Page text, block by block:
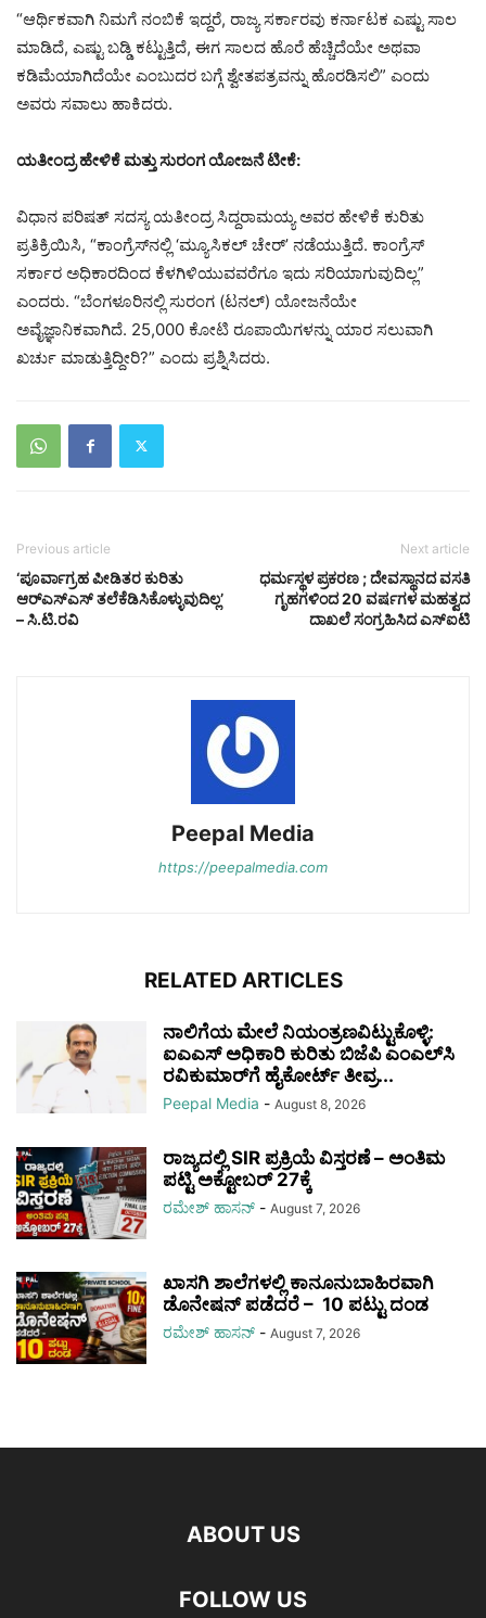
“ಆರ್ಥಿಕವಾಗಿ ನಿಮಗೆ ನಂಬಿಕೆ ಇದ್ದರೆ, ರಾಜ್ಯ ಸರ್ಕಾರವು ಕರ್ನಾಟಕ ಎಷ್ಟು ಸಾಲ
ಮಾಡಿದೆ, ಎಷ್ಟು ಬಡ್ಡಿ ಕಟ್ಟುತ್ತಿದೆ, ಈಗ ಸಾಲದ ಹೊರೆ ಹೆಚ್ಚಿದೆಯೇ ಅಥವಾ
ಕಡಿಮೆಯಾಗಿದೆಯೇ ಎಂಬುದರ ಬಗ್ಗೆ ಶ್ವೇತಪತ್ರವನ್ನು ಹೊರಡಿಸಲಿ” ಎಂದು
ಅವರು ಸವಾಲು ಹಾಕಿದರು.
ಯತೀಂದ್ರ ಹೇಳಿಕೆ ಮತ್ತು ಸುರಂಗ ಯೋಜನೆ ಟೀಕೆ:
ವಿಧಾನ ಪರಿಷತ್ ಸದಸ್ಯ ಯತೀಂದ್ರ ಸಿದ್ದರಾಮಯ್ಯ ಅವರ ಹೇಳಿಕೆ ಕುರಿತು
ಪ್ರತಿಕ್ರಿಯಿಸಿ, “ಕಾಂಗ್ರೆಸ್‌ನಲ್ಲಿ ‘ಮ್ಯೂಸಿಕಲ್ ಚೇರ್’ ನಡೆಯುತ್ತಿದೆ. ಕಾಂಗ್ರೆಸ್
ಸರ್ಕಾರ ಅಧಿಕಾರದಿಂದ ಕೆಳಗಿಳಿಯುವವರೆಗೂ ಇದು ಸರಿಯಾಗುವುದಿಲ್ಲ”
ಎಂದರು. “ಬೆಂಗಳೂರಿನಲ್ಲಿ ಸುರಂಗ (ಟನಲ್) ಯೋಜನೆಯೇ
ಅವೈಜ್ಞಾನಿಕವಾಗಿದೆ. 25,000 ಕೋಟಿ ರೂಪಾಯಿಗಳನ್ನು ಯಾರ ಸಲುವಾಗಿ
ಖರ್ಚು ಮಾಡುತ್ತಿದ್ದೀರಿ?” ಎಂದು ಪ್ರಶ್ನಿಸಿದರು.
Previous article
‘ಪೂರ್ವಾಗ್ರಹ ಪೀಡಿತರ ಕುರಿತು
ಆರ್‌ಎಸ್‌ಎಸ್ ತಲೆಕೆಡಿಸಿಕೊಳ್ಳುವುದಿಲ್ಲ’
– ಸಿ.ಟಿ.ರವಿ
Next article
ಧರ್ಮಸ್ಥಳ ಪ್ರಕರಣ ; ದೇವಸ್ಥಾನದ ವಸತಿ
ಗೃಹಗಳಿಂದ 20 ವರ್ಷಗಳ ಮಹತ್ವದ
ದಾಖಲೆ ಸಂಗ್ರಹಿಸಿದ ಎಸ್ಐಟಿ
Peepal Media
https://peepalmedia.com
RELATED ARTICLES
ನಾಲಿಗೆಯ ಮೇಲೆ ನಿಯಂತ್ರಣವಿಟ್ಟುಕೊಳ್ಳಿ:
ಐಎಎಸ್ ಅಧಿಕಾರಿ ಕುರಿತು ಬಿಜೆಪಿ ಎಂಎಲ್‌ಸಿ
ರವಿಕುಮಾರ್‌ಗೆ ಹೈಕೋರ್ಟ್ ತೀವ್ರ...
Peepal Media - August 8, 2026
ರಾಜ್ಯದಲ್ಲಿ SIR ಪ್ರಕ್ರಿಯೆ ವಿಸ್ತರಣೆ – ಅಂತಿಮ
ಪಟ್ಟಿ ಅಕ್ಟೋಬರ್ 27ಕ್ಕೆ
ರಮೇಶ್‌ ಹಾಸನ್‌ - August 7, 2026
ಖಾಸಗಿ ಶಾಲೆಗಳಲ್ಲಿ ಕಾನೂನುಬಾಹಿರವಾಗಿ
ಡೊನೇಷನ್ ಪಡೆದರೆ – 10 ಪಟ್ಟು ದಂಡ
ರಮೇಶ್‌ ಹಾಸನ್‌ - August 7, 2026
ABOUT US
FOLLOW US